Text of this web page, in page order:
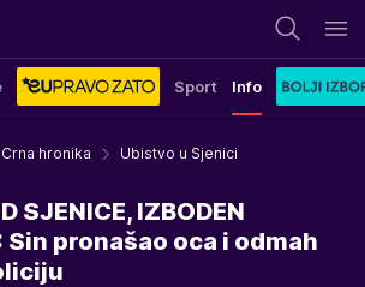
Sport Info
Crna hronika Ubistvo u Sjenici
SJENICE, IZBODEN
Sin pronašao oca i odmah